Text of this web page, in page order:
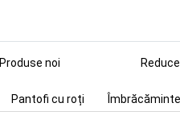
Produse noi
Pantofi cu roți Îmbrăcăminte